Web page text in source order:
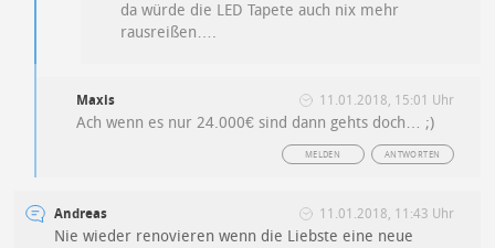
da würde die LED Tapete auch nix mehr
rausreißen….
Maxis 11.01.2018, 15:01 Uhr
Ach wenn es nur 24.000€ sind dann gehts doch… ;)
ANTWORTEN
MELDEN
Andreas 11.01.2018, 11:43 Uhr
Nie wieder renovieren wenn die Liebste eine neue